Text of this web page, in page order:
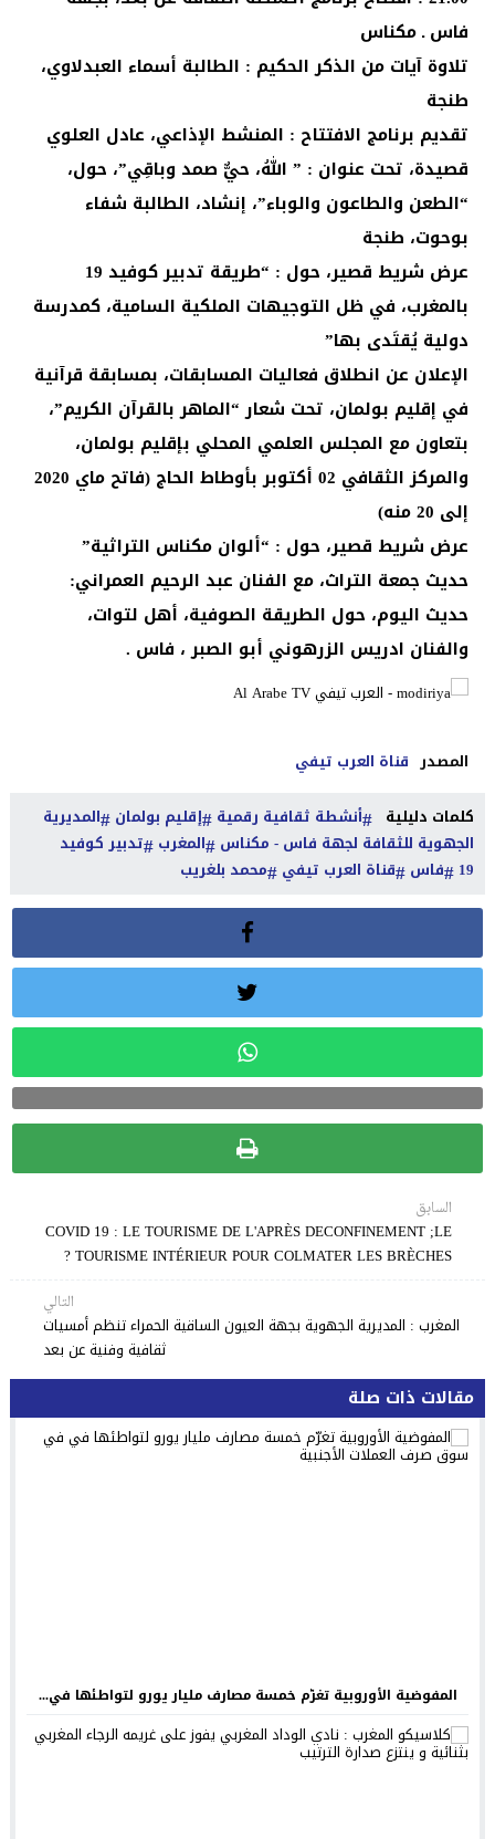
فاس ـ مكناس
تلاوة آيات من الذكر الحكيم : الطالبة أسماء العبدلاوي،
طنجة
تقديم برنامج الافتتاح : المنشط الإذاعي، عادل العلوي
قصيدة، تحت عنوان : ” اللهُ، حيٌّ صمد وباقِي”، حول،
“الطعن والطاعون والوباء”، إنشاد، الطالبة شفاء
بوحوت، طنجة
عرض شريط قصير، حول : “طريقة تدبير كوفيد 19
بالمغرب، في ظل التوجيهات الملكية السامية، كمدرسة
دولية يُقتَدى بها”
الإعلان عن انطلاق فعاليات المسابقات، بمسابقة قرآنية
في إقليم بولمان، تحت شعار “الماهر بالقرآن الكريم”،
بتعاون مع المجلس العلمي المحلي بإقليم بولمان،
والمركز الثقافي 02 أكتوبر بأوطاط الحاج (فاتح ماي 2020
إلى 20 منه)
عرض شريط قصير، حول : “ألوان مكناس التراثية”
حديث جمعة التراث، مع الفنان عبد الرحيم العمراني:
حديث اليوم، حول الطريقة الصوفية، أهل لتوات،
والفنان ادريس الزرهوني أبو الصبر ، فاس .
المصدر قناة العرب تيفي
كلمات دليلية
أنشطة ثقافية رقمية إقليم بولمان المديرية
الجهوية للثقافة لجهة فاس - مكناس المغرب تدبير كوفيد
19 فاس قناة العرب تيفي محمد بلغريب
السابق
COVID 19 : LE TOURISME DE L'APRÈS DECONFINEMENT ;LE
TOURISME INTÉRIEUR POUR COLMATER LES BRÈCHES ?
التالي
المغرب : المديرية الجهوية بجهة العيون الساقية الحمراء تنظم أمسيات
ثقافية وفنية عن بعد
مقالات ذات صلة
المفوضية الأوروبية تغرّم خمسة مصارف مليار يورو لتواطئها في...